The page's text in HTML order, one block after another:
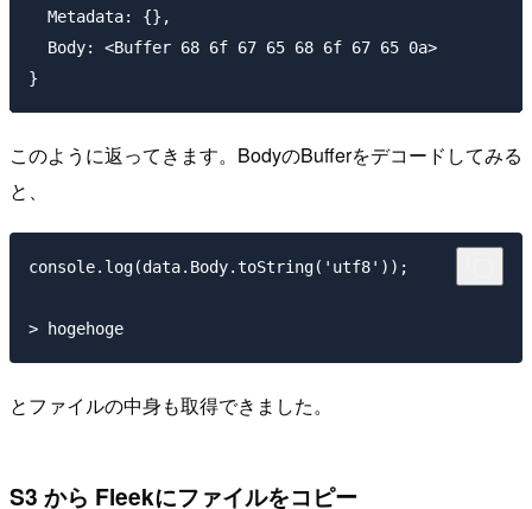
  Metadata: {},
  Body: <Buffer 68 6f 67 65 68 6f 67 65 0a>
このように返ってきます。BodyのBufferをデコードしてみる
と、
console.log(data.Body.toString('utf8'));
とファイルの中身も取得できました。
S3 から Fleekにファイルをコピー